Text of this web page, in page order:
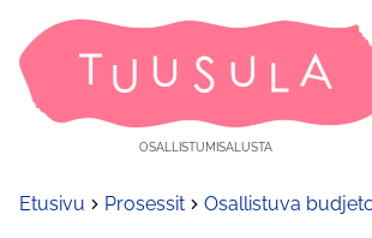
OSALLISTUMISALUSTA
Etusivu Prosessit Osallistuva